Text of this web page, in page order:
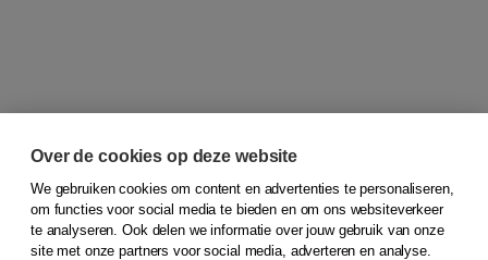
© 2026Koninklijke Boom uitgevers
Over de cookies op deze website
We gebruiken cookies om content en advertenties te personaliseren,
om functies voor social media te bieden en om ons websiteverkeer
te analyseren. Ook delen we informatie over jouw gebruik van onze
site met onze partners voor social media, adverteren en analyse.